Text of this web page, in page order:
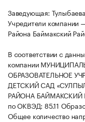
Заведующая:
Учредители компании
Района Баймакский
В соответствии с
компании
ОБРАЗОВАТЕЛЬНОЕ
ДЕТСКИЙ САД
РАЙОНА
по ОКВЭД: 85.11
Общее количество